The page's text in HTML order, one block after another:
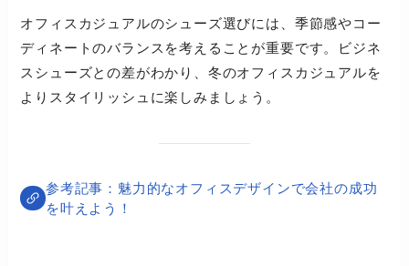
オフィスカジュアルのシューズ選びには、季節感やコー
ディネートのバランスを考えることが重要です。ビジネ
スシューズとの差がわかり、冬のオフィスカジュアルを
よりスタイリッシュに楽しみましょう。
魅力的なオフィスデザインで会社の成功
を叶えよう！